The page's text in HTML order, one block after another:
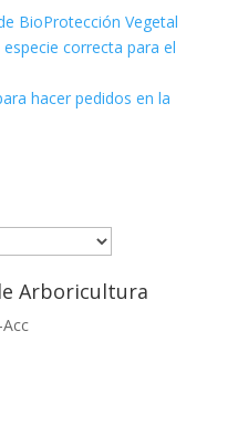
BioProtección Vegetal
correcta para el
hacer pedidos en la
Arboricultura